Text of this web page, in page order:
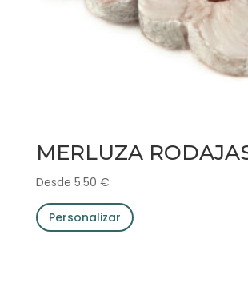
MERLUZA
Desde 5.50 €
Personalizar